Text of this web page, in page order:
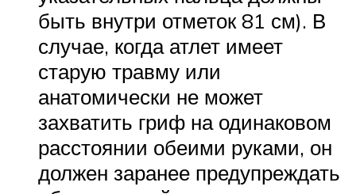
быть внутри отметок 81 см). В
случае, когда атлет имеет
старую травму или
анатомически не может
захватить гриф на одинаковом
расстоянии обеими руками, он
должен заранее предупреждать